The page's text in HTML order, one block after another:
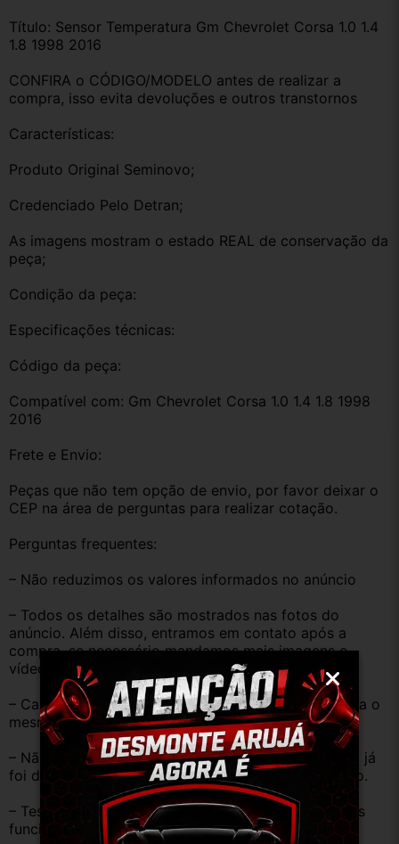
Título: Sensor Temperatura Gm Chevrolet Corsa 1.0 1.4
1.8 1998 2016
CONFIRA o CÓDIGO/MODELO antes de realizar a
compra, isso evita devoluções e outros transtornos
Características:
Produto Original Seminovo;
Credenciado Pelo Detran;
As imagens mostram o estado REAL de conservação da
peça;
Condição da peça:
Especificações técnicas:
Código da peça:
Compatível com: Gm Chevrolet Corsa 1.0 1.4 1.8 1998
2016
Frete e Envio:
Peças que não tem opção de envio, por favor deixar o
CEP na área de perguntas para realizar cotação.
Perguntas frequentes:
– Não reduzimos os valores informados no anúncio
– Todos os detalhes são mostrados nas fotos do
anúncio. Além disso, entramos em contato após a
compra, se necessário mandamos mais imagens e
vídeos do produto!
– Caso o código original da peça do seu veículo seja o
mesmo descrito no anúncio servirá perfeitamente.
– Não temos informação sobre o KM, pois o veículo já
foi desmontado. No entanto, estão em ótimo estado.
– Testamos as peças antes de anunciar e enviar, elas
funcionam perfeitamente.